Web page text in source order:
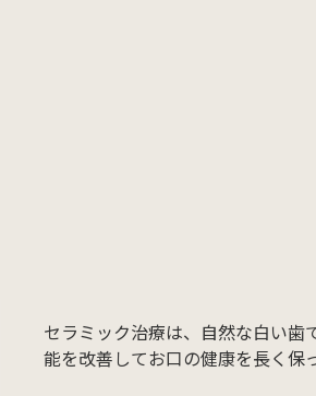
セラミック治療は、自然な白い歯
能を改善してお口の健康を長く保